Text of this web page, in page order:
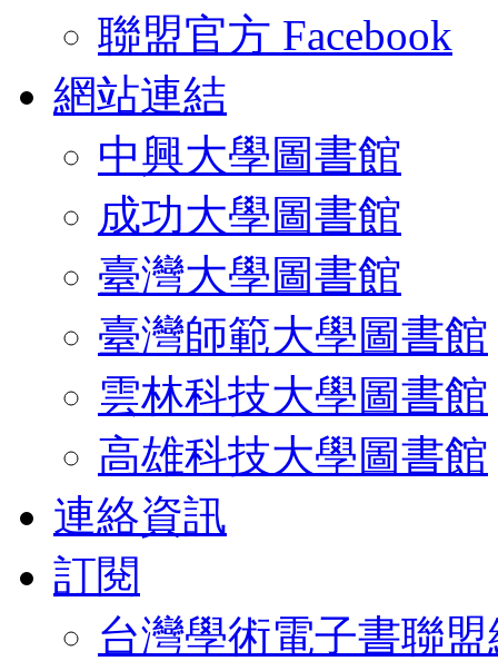
聯盟官方 Facebook
網站連結
中興大學圖書館
成功大學圖書館
臺灣大學圖書館
臺灣師範大學圖書館
雲林科技大學圖書館
高雄科技大學圖書館
連絡資訊
訂閱
台灣學術電子書聯